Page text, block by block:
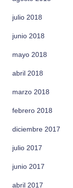
julio 2018
junio 2018
mayo 2018
abril 2018
marzo 2018
febrero 2018
diciembre 2017
julio 2017
junio 2017
abril 2017